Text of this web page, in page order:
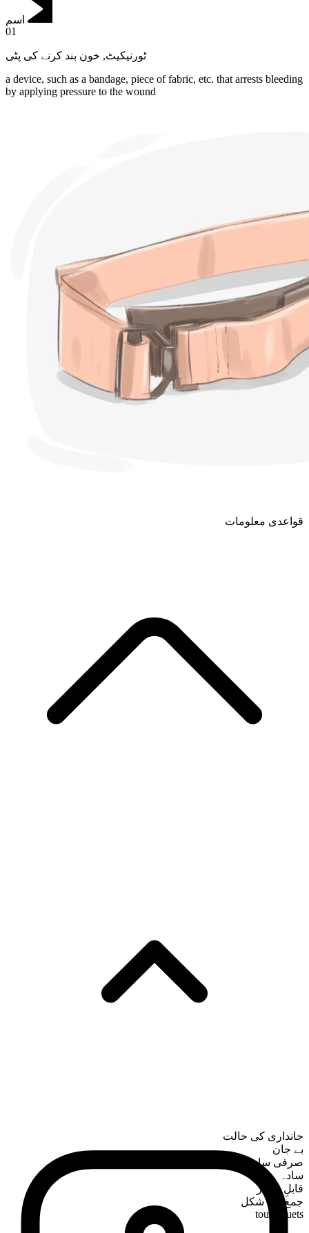
اسم
01
ٹورنیکیٹ, خون بند کرنے کی پٹی
a device, such as a bandage, piece of fabric, etc. that arrests bleeding
by applying pressure to the wound
قواعدی معلومات
جانداری کی حالت
بے جان
صرفی ساخت
سادہ
قابلِ شمار
جمع کی شکل
tourniquets